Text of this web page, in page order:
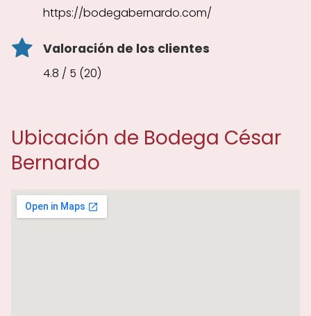
https://bodegabernardo.com/
Valoración de los clientes
4.8 / 5 (20)
Ubicación de Bodega César
Bernardo